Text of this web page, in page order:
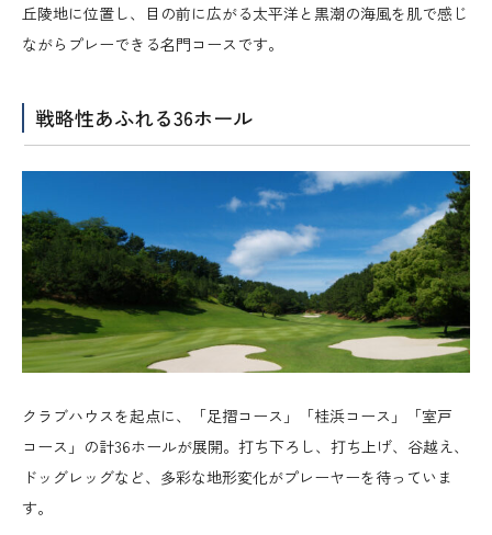
丘陵地に位置し、目の前に広がる太平洋と黒潮の海風を肌で感じ
ながらプレーできる名門コースです。
戦略性あふれる36ホール
クラブハウスを起点に、「足摺コース」「桂浜コース」「室戸
コース」の計36ホールが展開。打ち下ろし、打ち上げ、谷越え、
ドッグレッグなど、多彩な地形変化がプレーヤーを待っていま
す。